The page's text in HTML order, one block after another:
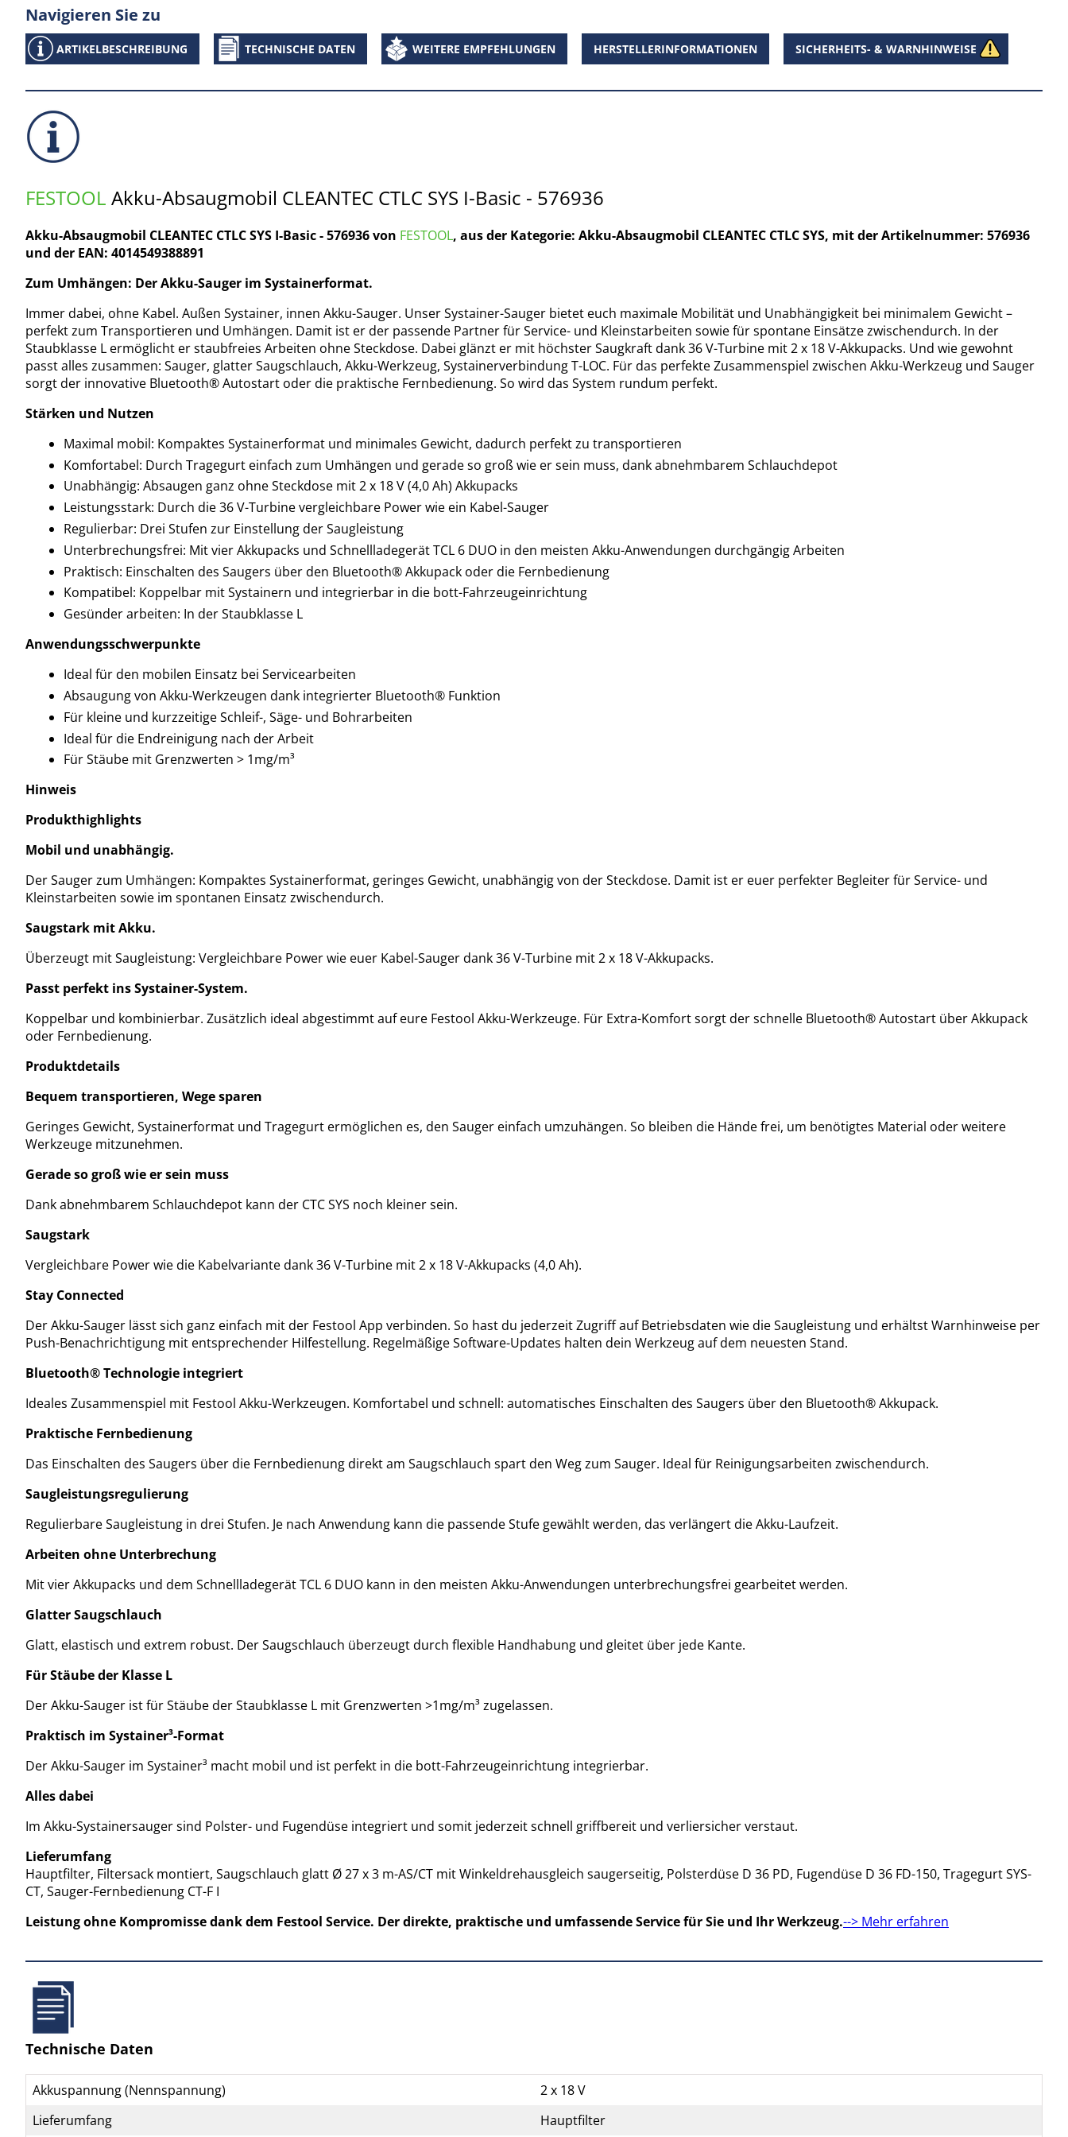
Navigieren Sie zu
ARTIKELBESCHREIBUNG TECHNISCHE DATEN WEITERE EMPFEHLUNGEN HERSTELLERINFORMATIONEN SICHERHEITS- & WARNHINWEISE
FESTOOL Akku-Absaugmobil CLEANTEC CTLC SYS I-Basic - 576936
Akku-Absaugmobil CLEANTEC CTLC SYS I-Basic - 576936 von FESTOOL, aus der Kategorie: Akku-Absaugmobil CLEANTEC CTLC SYS, mit der Artikelnummer: 576936
und der EAN: 4014549388891
Zum Umhängen: Der Akku-Sauger im Systainerformat.
Immer dabei, ohne Kabel. Außen Systainer, innen Akku-Sauger. Unser Systainer-Sauger bietet euch maximale Mobilität und Unabhängigkeit bei minimalem Gewicht –
perfekt zum Transportieren und Umhängen. Damit ist er der passende Partner für Service- und Kleinstarbeiten sowie für spontane Einsätze zwischendurch. In der
Staubklasse L ermöglicht er staubfreies Arbeiten ohne Steckdose. Dabei glänzt er mit höchster Saugkraft dank 36 V-Turbine mit 2 x 18 V-Akkupacks. Und wie gewohnt
passt alles zusammen: Sauger, glatter Saugschlauch, Akku-Werkzeug, Systainerverbindung T-LOC. Für das perfekte Zusammenspiel zwischen Akku-Werkzeug und Sauger
sorgt der innovative Bluetooth® Autostart oder die praktische Fernbedienung. So wird das System rundum perfekt.
Stärken und Nutzen
Maximal mobil: Kompaktes Systainerformat und minimales Gewicht, dadurch perfekt zu transportieren
Komfortabel: Durch Tragegurt einfach zum Umhängen und gerade so groß wie er sein muss, dank abnehmbarem Schlauchdepot
Unabhängig: Absaugen ganz ohne Steckdose mit 2 x 18 V (4,0 Ah) Akkupacks
Leistungsstark: Durch die 36 V-Turbine vergleichbare Power wie ein Kabel-Sauger
Regulierbar: Drei Stufen zur Einstellung der Saugleistung
Unterbrechungsfrei: Mit vier Akkupacks und Schnellladegerät TCL 6 DUO in den meisten Akku-Anwendungen durchgängig Arbeiten
Praktisch: Einschalten des Saugers über den Bluetooth® Akkupack oder die Fernbedienung
Kompatibel: Koppelbar mit Systainern und integrierbar in die bott-Fahrzeugeinrichtung
Gesünder arbeiten: In der Staubklasse L
Anwendungsschwerpunkte
Ideal für den mobilen Einsatz bei Servicearbeiten
Absaugung von Akku-Werkzeugen dank integrierter Bluetooth® Funktion
Für kleine und kurzzeitige Schleif-, Säge- und Bohrarbeiten
Ideal für die Endreinigung nach der Arbeit
Für Stäube mit Grenzwerten > 1mg/m³
Hinweis
Produkthighlights
Mobil und unabhängig.
Der Sauger zum Umhängen: Kompaktes Systainerformat, geringes Gewicht, unabhängig von der Steckdose. Damit ist er euer perfekter Begleiter für Service- und
Kleinstarbeiten sowie im spontanen Einsatz zwischendurch.
Saugstark mit Akku.
Überzeugt mit Saugleistung: Vergleichbare Power wie euer Kabel-Sauger dank 36 V-Turbine mit 2 x 18 V-Akkupacks.
Passt perfekt ins Systainer-System.
Koppelbar und kombinierbar. Zusätzlich ideal abgestimmt auf eure Festool Akku-Werkzeuge. Für Extra-Komfort sorgt der schnelle Bluetooth® Autostart über Akkupack
oder Fernbedienung.
Produktdetails
Bequem transportieren, Wege sparen
Geringes Gewicht, Systainerformat und Tragegurt ermöglichen es, den Sauger einfach umzuhängen. So bleiben die Hände frei, um benötigtes Material oder weitere
Werkzeuge mitzunehmen.
Gerade so groß wie er sein muss
Dank abnehmbarem Schlauchdepot kann der CTC SYS noch kleiner sein.
Saugstark
Vergleichbare Power wie die Kabelvariante dank 36 V-Turbine mit 2 x 18 V-Akkupacks (4,0 Ah).
Stay Connected
Der Akku-Sauger lässt sich ganz einfach mit der Festool App verbinden. So hast du jederzeit Zugriff auf Betriebsdaten wie die Saugleistung und erhältst Warnhinweise per
Push-Benachrichtigung mit entsprechender Hilfestellung. Regelmäßige Software-Updates halten dein Werkzeug auf dem neuesten Stand.
Bluetooth® Technologie integriert
Ideales Zusammenspiel mit Festool Akku-Werkzeugen. Komfortabel und schnell: automatisches Einschalten des Saugers über den Bluetooth® Akkupack.
Praktische Fernbedienung
Das Einschalten des Saugers über die Fernbedienung direkt am Saugschlauch spart den Weg zum Sauger. Ideal für Reinigungsarbeiten zwischendurch.
Saugleistungsregulierung
Regulierbare Saugleistung in drei Stufen. Je nach Anwendung kann die passende Stufe gewählt werden, das verlängert die Akku-Laufzeit.
Arbeiten ohne Unterbrechung
Mit vier Akkupacks und dem Schnellladegerät TCL 6 DUO kann in den meisten Akku-Anwendungen unterbrechungsfrei gearbeitet werden.
Glatter Saugschlauch
Glatt, elastisch und extrem robust. Der Saugschlauch überzeugt durch flexible Handhabung und gleitet über jede Kante.
Für Stäube der Klasse L
Der Akku-Sauger ist für Stäube der Staubklasse L mit Grenzwerten >1mg/m³ zugelassen.
Praktisch im Systainer³-Format
Der Akku-Sauger im Systainer³ macht mobil und ist perfekt in die bott-Fahrzeugeinrichtung integrierbar.
Alles dabei
Im Akku-Systainersauger sind Polster- und Fugendüse integriert und somit jederzeit schnell griffbereit und verliersicher verstaut.
Lieferumfang
Hauptfilter, Filtersack montiert, Saugschlauch glatt Ø 27 x 3 m-AS/CT mit Winkeldrehausgleich saugerseitig, Polsterdüse D 36 PD, Fugendüse D 36 FD-150, Tragegurt SYS-
CT, Sauger-Fernbedienung CT-F I
Leistung ohne Kompromisse dank dem Festool Service. Der direkte, praktische und umfassende Service für Sie und Ihr Werkzeug.--> Mehr erfahren
Technische Daten
Akkuspannung (Nennspannung)
2 x 18 V
Lieferumfang
Hauptfilter